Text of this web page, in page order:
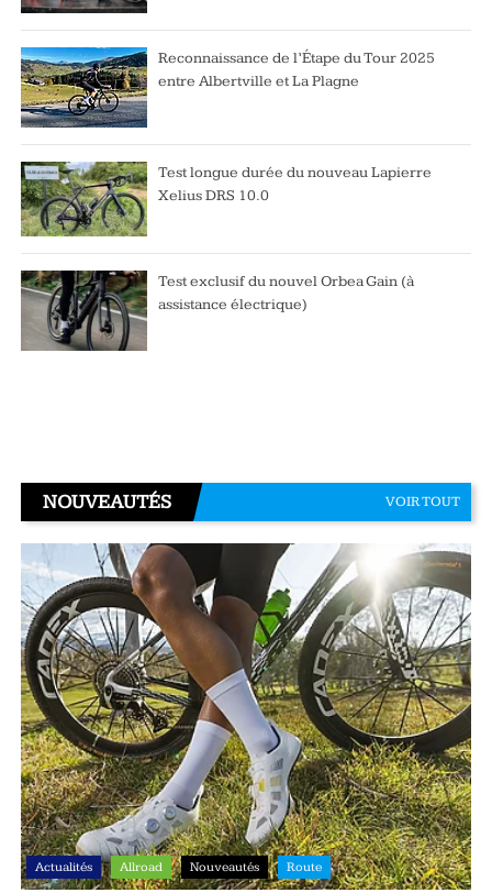
Reconnaissance de l’Étape du Tour 2025
entre Albertville et La Plagne
Test longue durée du nouveau Lapierre
Xelius DRS 10.0
Test exclusif du nouvel Orbea Gain (à
assistance électrique)
NOUVEAUTÉS VOIR TOUT
Actualités Allroad Nouveautés Route